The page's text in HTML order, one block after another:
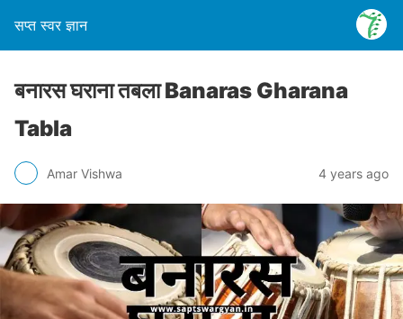
सप्त स्वर ज्ञान
बनारस घराना तबला Banaras Gharana
Tabla
Amar Vishwa 4 years ago